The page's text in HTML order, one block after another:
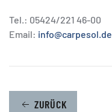
Tel.: 05424/221 46-00
Email: info@carpesol.de
ZURÜCK